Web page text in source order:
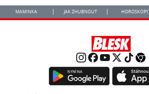
MAMINKA JAK ZHUBNOUT HOROSKOPY